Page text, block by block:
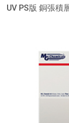
UV PS版 銅張積